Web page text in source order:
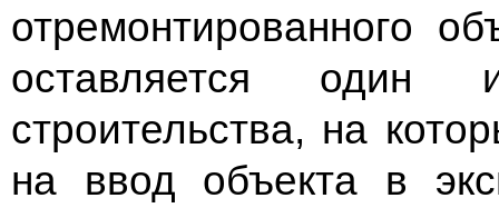
отремонтированного
оставляется один
строительства, на
на ввод объекта в